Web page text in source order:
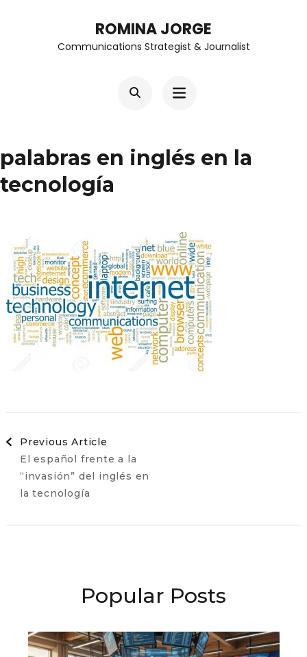
ROMINA JORGE
Communications Strategist & Journalist
palabras en inglés en la
tecnología
Post
Navigation
Previous Article
El español frente a la
“invasión” del inglés en
la tecnología
Popular Posts